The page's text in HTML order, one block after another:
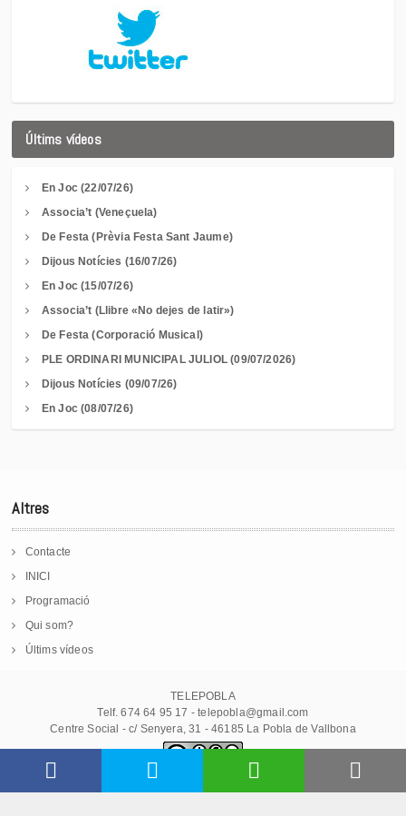
Últims vídeos
En Joc (22/07/26)
Associa’t (Veneçuela)
De Festa (Prèvia Festa Sant Jaume)
Dijous Notícies (16/07/26)
En Joc (15/07/26)
Associa’t (Llibre «No dejes de latir»)
De Festa (Corporació Musical)
PLE ORDINARI MUNICIPAL JULIOL (09/07/2026)
Dijous Notícies (09/07/26)
En Joc (08/07/26)
Altres
Contacte
INICI
Programació
Qui som?
Últims vídeos
TELEPOBLA
Telf. 674 64 95 17 - telepobla@gmail.com
Centre Social - c/ Senyera, 31 - 46185 La Pobla de Vallbona